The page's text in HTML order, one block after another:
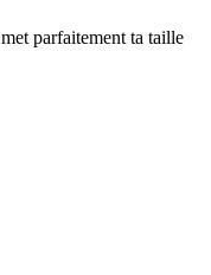
parfaitement ta taille